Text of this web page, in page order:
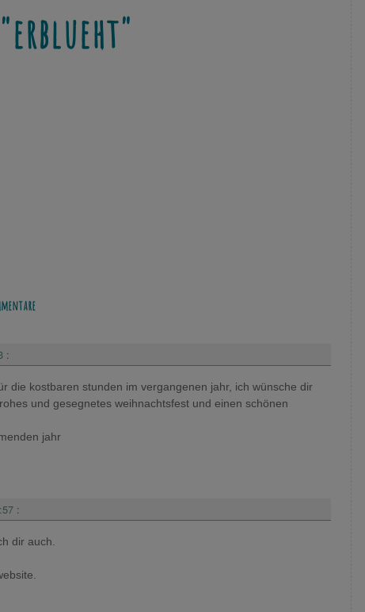
:
die kostbaren stunden im vergangenen jahr, ich wünsche dir
und gesegnetes weihnachtsfest und einen schönen
jahr
:
dir auch.